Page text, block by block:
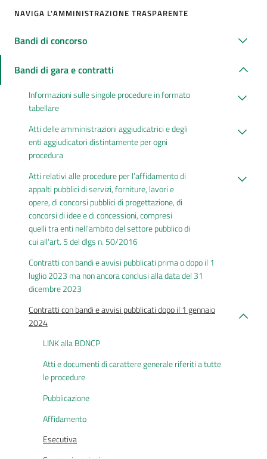
NAVIGA L'AMMINISTRAZIONE TRASPARENTE
Bandi di concorso
Bandi di gara e contratti
Informazioni sulle singole procedure in formato
tabellare
Atti delle amministrazioni aggiudicatrici e degli
enti aggiudicatori distintamente per ogni
procedura
Atti relativi alle procedure per l’affidamento di
appalti pubblici di servizi, forniture, lavori e
opere, di concorsi pubblici di progettazione, di
concorsi di idee e di concessioni, compresi
quelli tra enti nell'ambito del settore pubblico di
cui all'art. 5 del dlgs n. 50/2016
Contratti con bandi e avvisi pubblicati prima o dopo il 1
luglio 2023 ma non ancora conclusi alla data del 31
dicembre 2023
Contratti con bandi e avvisi pubblicati dopo il 1 gennaio
2024
LINK alla BDNCP
Atti e documenti di carattere generale riferiti a tutte
le procedure
Pubblicazione
Affidamento
Esecutiva